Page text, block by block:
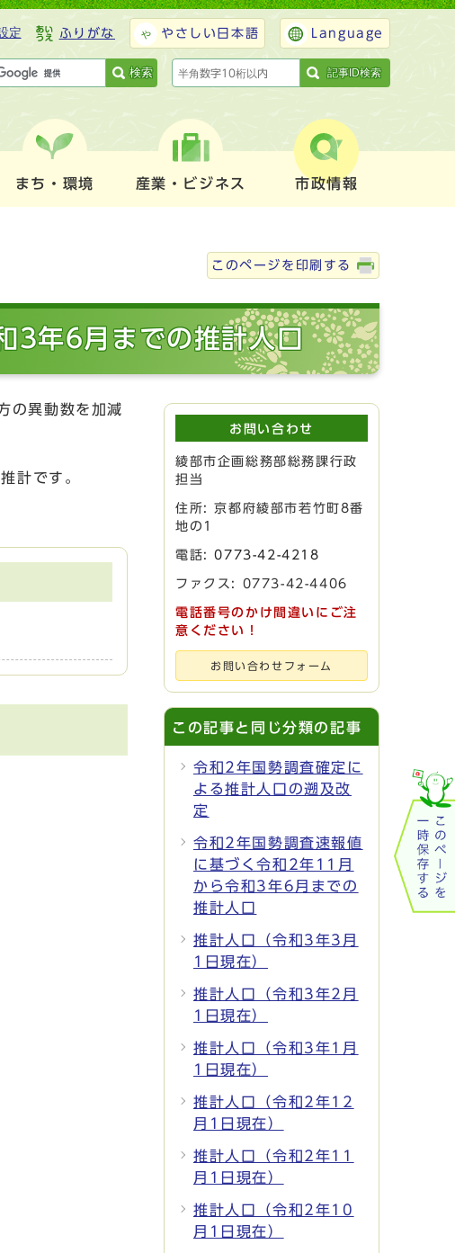
定 ふりがな やさしい日本語 Language
検索 記事ID検索
まち・環境 産業・ビジネス 市政情報
このページを印刷する
3年6月までの推計人口
の異動数を加減
計です。
お問い合わせ
綾部市企画総務部総務課行政
担当
住所: 京都府綾部市若竹町8番
地の1
電話:0773-42-4218
ファクス: 0773-42-4406
電話番号のかけ間違いにご注
意ください！
お問い合わせフォーム
この記事と同じ分類の記事
令和2年国勢調査確定に
よる推計人口の遡及改
定
令和2年国勢調査速報値
に基づく令和2年11月
から令和3年6月までの
推計人口
推計人口（令和3年3月
1日現在）
推計人口（令和3年2月
1日現在）
推計人口（令和3年1月
1日現在）
推計人口（令和2年12
月1日現在）
推計人口（令和2年11
月1日現在）
推計人口（令和2年10
月1日現在）